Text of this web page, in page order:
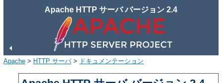
Apache HTTP サーバ バージョン 2.4
Apache > HTTP サーバ> ドキュメンテーション